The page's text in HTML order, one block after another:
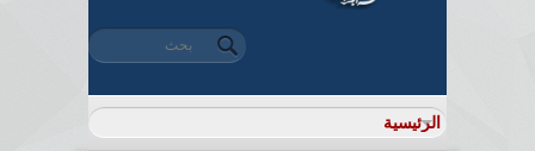
استمارة البحث
‏بحث ‏